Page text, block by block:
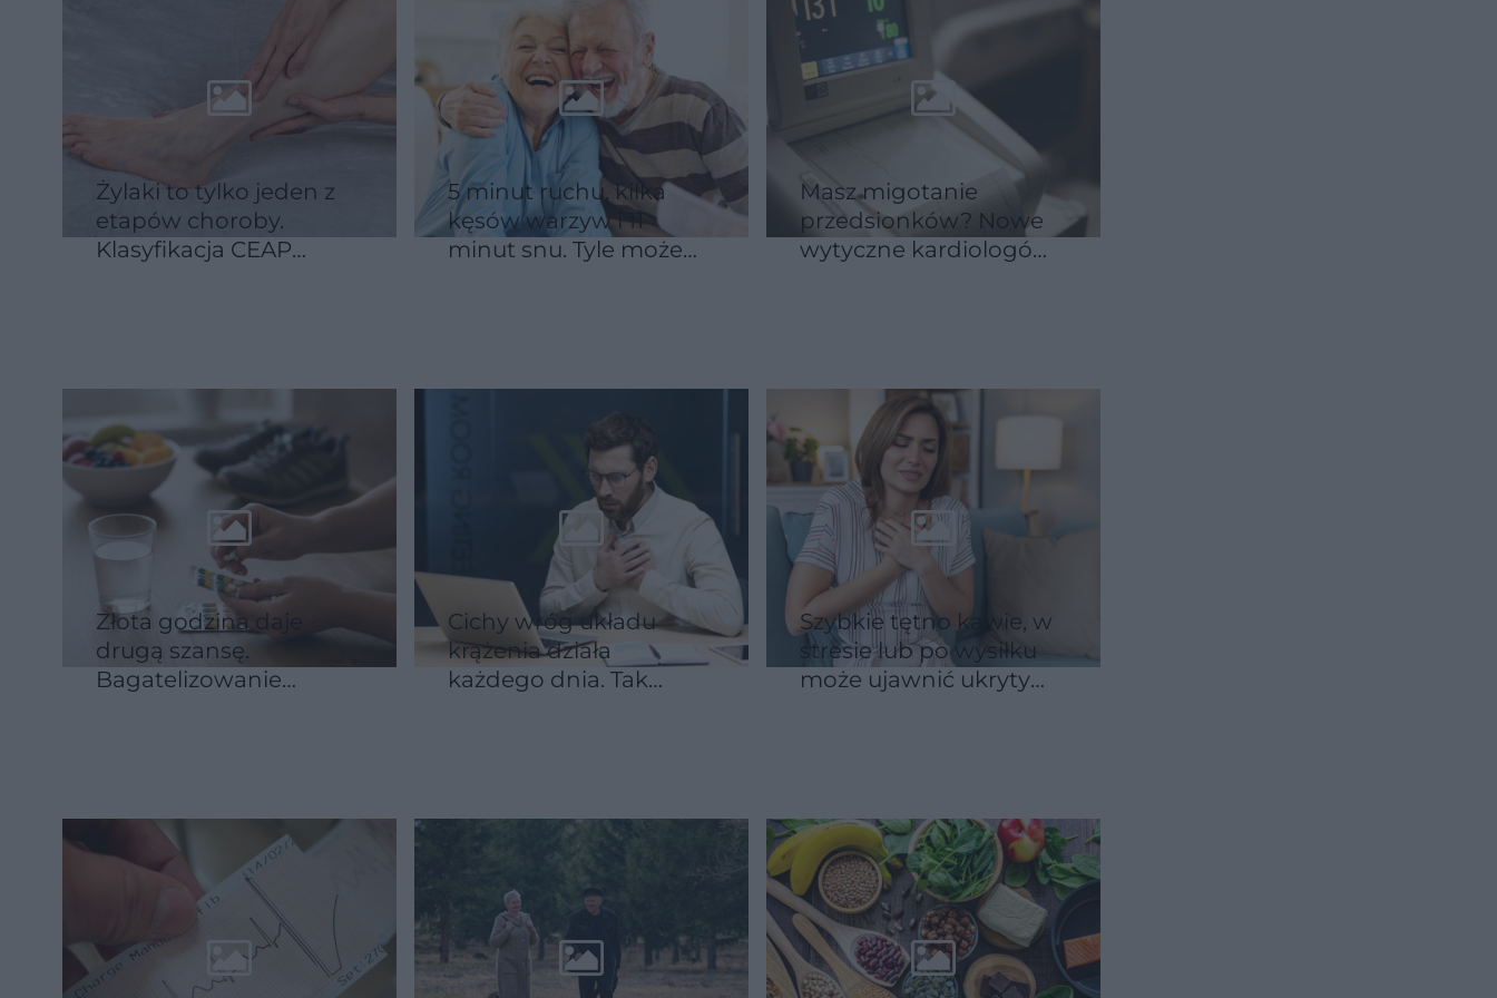
Żylaki to tylko jeden z
etapów choroby.
Klasyfikacja CEAP
5 minut ruchu, kilka
kęsów warzyw i 11
minut snu. Tyle może
Masz migotanie
przedsionków? Nowe
wytyczne kardiologów
Złota godzina daje
drugą szansę.
Bagatelizowanie
Cichy wróg układu
krążenia działa
każdego dnia. Tak
Szybkie tętno kawie, w
stresie lub po wysiłku
może ujawnić ukryty